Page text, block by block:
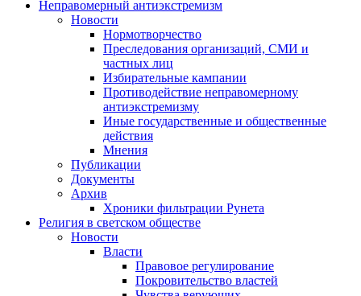
Неправомерный антиэкстремизм
Новости
Нормотворчество
Преследования организаций, СМИ и
частных лиц
Избирательные кампании
Противодействие неправомерному
антиэкстремизму
Иные государственные и общественные
действия
Мнения
Публикации
Документы
Архив
Хроники фильтрации Рунета
Религия в светском обществе
Новости
Власти
Правовое регулирование
Покровительство властей